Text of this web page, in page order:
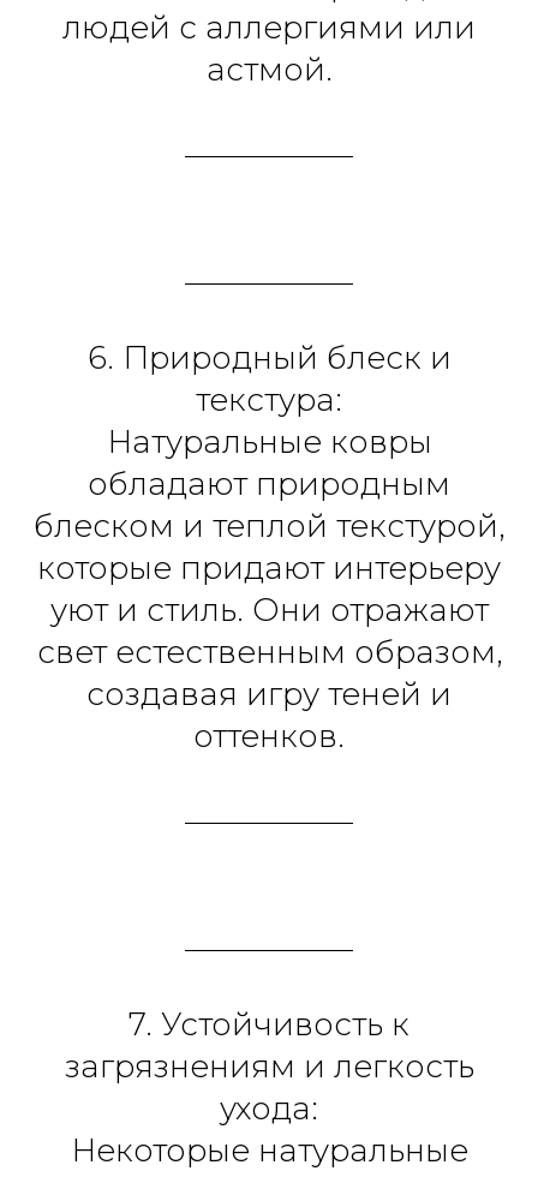
людей с аллергиями или
астмой.
6. Природный блеск и
текстура:
Натуральные ковры
обладают природным
блеском и теплой текстурой,
которые придают интерьеру
уют и стиль. Они отражают
свет естественным образом,
создавая игру теней и
оттенков.
7. Устойчивость к
загрязнениям и легкость
ухода:
Некоторые натуральные